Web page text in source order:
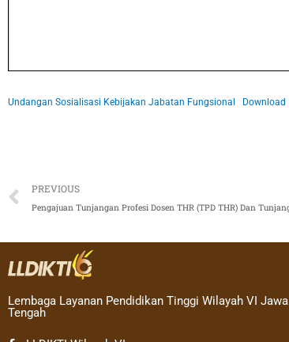
Undangan Sosialisasi Kebijakan Jabatan Fungsional Download
Prev
PREVIOUS
Lembaga Layanan Pendidikan Tinggi Wilayah VI Jawa
Tengah